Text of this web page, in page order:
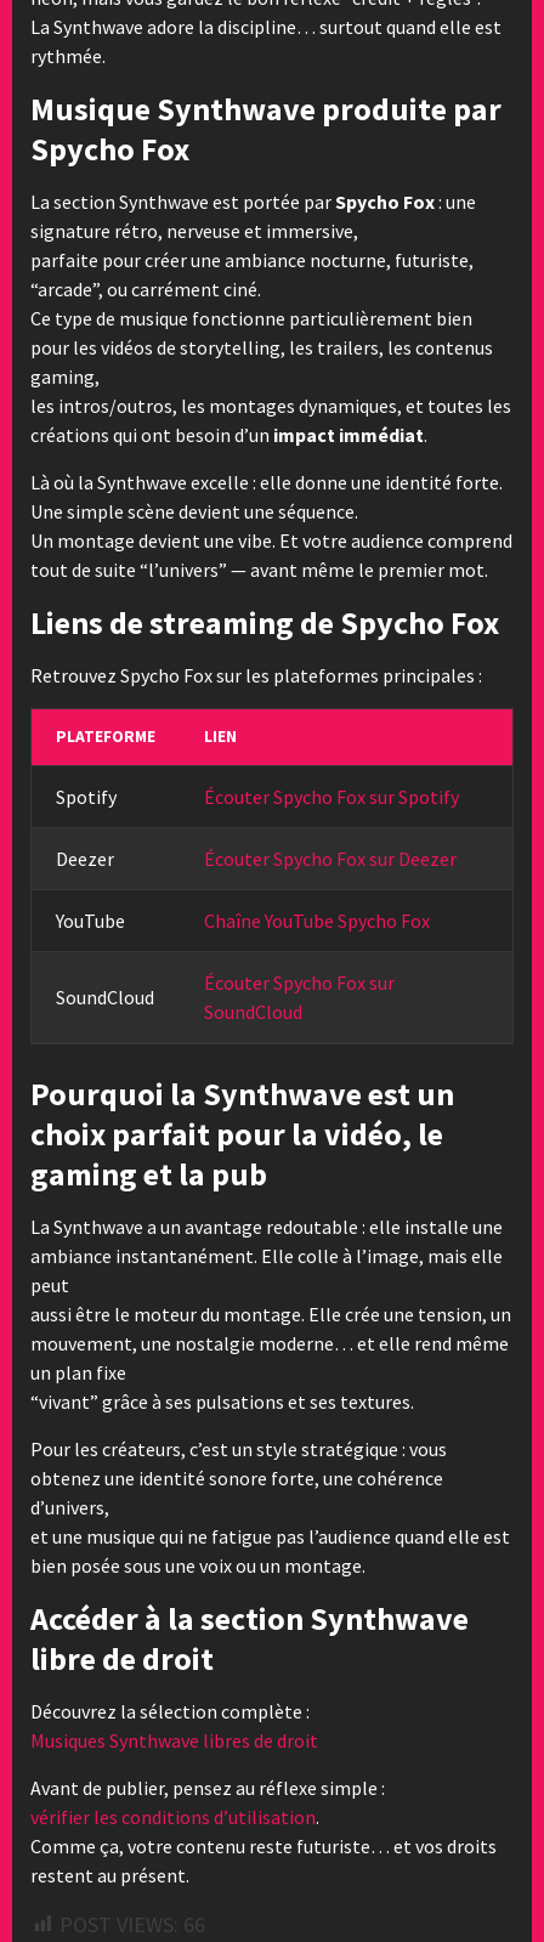
La Synthwave adore la discipline… surtout quand elle est
rythmée.
Musique Synthwave produite par
Spycho Fox
La section Synthwave est portée parSpycho Fox: une
signature rétro, nerveuse et immersive,
parfaite pour créer une ambiance nocturne, futuriste,
“arcade”, ou carrément ciné.
Ce type de musique fonctionne particulièrement bien
pour les vidéos de storytelling, les trailers, les contenus
gaming,
les intros/outros, les montages dynamiques, et toutes les
créations qui ont besoin d’un impact immédiat.
Là où la Synthwave excelle : elle donne une identité forte.
Une simple scène devient une séquence.
Un montage devient une vibe. Et votre audience comprend
tout de suite “l’univers” — avant même le premier mot.
Liens de streaming de Spycho Fox
Retrouvez Spycho Fox sur les plateformes principales :
PLATEFORME LIEN
Spotify Écouter Spycho Fox sur Spotify
Deezer Écouter Spycho Fox sur Deezer
YouTube Chaîne YouTube Spycho Fox
SoundCloud
Écouter Spycho Fox sur
SoundCloud
Pourquoi la Synthwave est un
choix parfait pour la vidéo, le
gaming et la pub
La Synthwave a un avantage redoutable : elle installe une
ambiance instantanément. Elle colle à l’image, mais elle
peut
aussi être le moteur du montage. Elle crée une tension, un
mouvement, une nostalgie moderne… et elle rend même
un plan fixe
“vivant” grâce à ses pulsations et ses textures.
Pour les créateurs, c’est un style stratégique : vous
obtenez une identité sonore forte, une cohérence
d’univers,
et une musique qui ne fatigue pas l’audience quand elle est
bien posée sous une voix ou un montage.
Accéder à la section Synthwave
libre de droit
Découvrez la sélection complète :
Musiques Synthwave libres de droit
Avant de publier, pensez au réflexe simple :
vérifier les conditions d’utilisation.
Comme ça, votre contenu reste futuriste… et vos droits
restent au présent.
POST VIEWS: 66